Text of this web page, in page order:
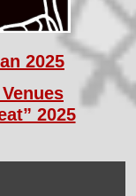
2025
2025